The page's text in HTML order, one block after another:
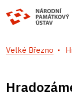
Velké Březno